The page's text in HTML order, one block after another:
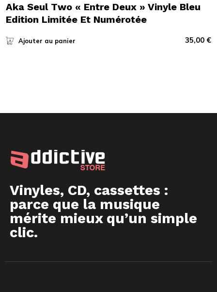
Aka Seul Two « Entre Deux » Vinyle Bleu
Edition Limitée Et Numérotée
Ajouter au panier 35,00 €
Vinyles, CD, cassettes :
parce que la musique
mérite mieux qu’un simple
clic.